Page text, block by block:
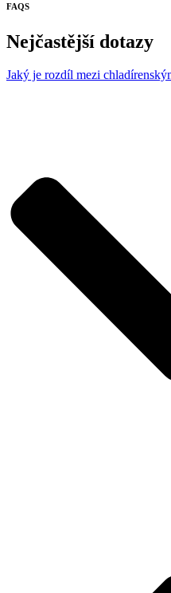
FAQS
Nejčastější dotazy
Jaký je rozdíl mezi